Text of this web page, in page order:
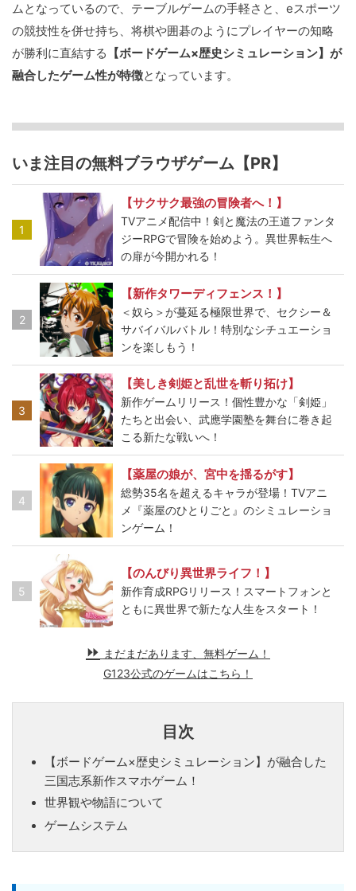
ムとなっているので、テーブルゲームの手軽さと、eスポーツ
の競技性を併せ持ち、将棋や囲碁のようにプレイヤーの知略
が勝利に直結する
【ボードゲーム×歴史シミュレーション】が
融合したゲーム性が特徴となっています。
いま注目の無料ブラウザゲーム【PR】
1
【サクサク最強の冒険者へ！】
TVアニメ配信中！剣と魔法の王道ファンタ
ジーRPGで冒険を始めよう。異世界転生へ
の扉が今開かれる！
2
【新作タワーディフェンス！】
＜奴ら＞が蔓延る極限世界で、セクシー＆
サバイバルバトル！特別なシチュエーショ
ンを楽しもう！
3
【美しき剣姫と乱世を斬り拓け】
新作ゲームリリース！個性豊かな「剣姫」
たちと出会い、武應学園塾を舞台に巻き起
こる新たな戦いへ！
4
【薬屋の娘が、宮中を揺るがす】
総勢35名を超えるキャラが登場！TVアニ
メ『薬屋のひとりごと』のシミュレーショ
ンゲーム！
5
【のんびり異世界ライフ！】
新作育成RPGリリース！スマートフォンと
ともに異世界で新たな人生をスタート！
まだまだあります、無料ゲーム！
G123公式のゲームはこちら！
目次
【ボードゲーム×歴史シミュレーション】が融合した
三国志系新作スマホゲーム！
世界観や物語について
ゲームシステム